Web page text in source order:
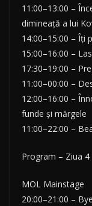
11:00–13:00 –
dimineață a lui
14:00–15:00 – Îți
15:00–16:00 –
17:30–19:00 –
11:00–00:00 –
12:00–16:00 –
funde și mărgele
11:00–22:00 –
Program – Ziua 4
MOL Mainstage
20:00–21:00 –